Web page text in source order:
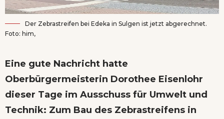
Der Zebrastreifen bei Edeka in Sulgen ist jetzt abgerechnet.
Foto: him,
Eine gute Nachricht hatte
Oberbürgermeisterin Dorothee Eisenlohr
dieser Tage im Ausschuss für Umwelt und
Technik: Zum Bau des Zebrastreifens in